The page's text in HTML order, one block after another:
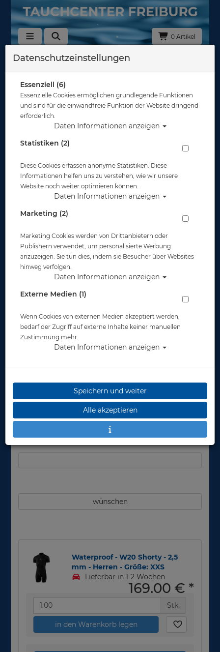
0 Artikel
Zurück
Waterproof - W20 Shorty - 2,5 mm -
Artikelnr.: wat-33112master
Herstellerpreis: 169,00 €
169,00 €
wünschen
Waterproof - W20 Shorty - 2,5
mm - Herren - Größe: XXS
Lieferbar in 1-2 Wochen
169,00 € *
Stk.
in den Warenkorb legen
Datenschutzeinstellungen
Essenziell (6)
Essenzielle Cookies ermöglichen grundlegende Funktionen
und sind für die einwandfreie Funktion der Website dringend
erforderlich.
Daten Informationen anzeigen
Statistiken (2)
Diese Cookies erfassen anonyme Statistiken. Diese
Informationen helfen uns zu verstehen, wie wir unsere
Website noch weiter optimieren können.
Daten Informationen anzeigen
Marketing (2)
Marketing Cookies werden von Drittanbietern oder
Publishern verwendet, um personalisierte Werbung
anzuzeigen. Sie tun dies, indem sie Besucher über Websites
hinweg verfolgen.
Daten Informationen anzeigen
Externe Medien (1)
Wenn Cookies von externen Medien akzeptiert werden,
bedarf der Zugriff auf externe Inhalte keiner manuellen
Zustimmung mehr.
Daten Informationen anzeigen
Speichern und weiter
Alle akzeptieren